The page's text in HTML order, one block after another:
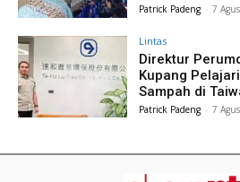
Patrick Padeng - 7
Lintas
Direktur
Kupang
Sampah di
Patrick Padeng - 7